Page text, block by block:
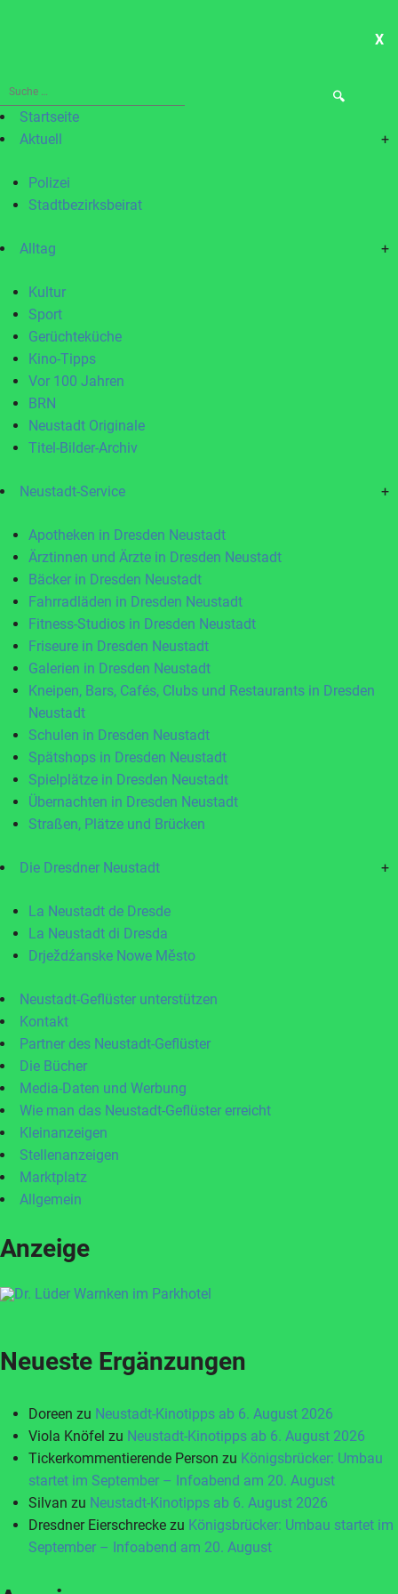
X
Suche
nach:Startseite
Aktuell
+
Polizei
Stadtbezirksbeirat
Alltag +
Kultur
Sport
Gerüchteküche
Kino-Tipps
Vor 100 Jahren
BRN
Neustadt Originale
Titel-Bilder-Archiv
Neustadt-Service +
Apotheken in Dresden Neustadt
Ärztinnen und Ärzte in Dresden Neustadt
Bäcker in Dresden Neustadt
Fahrradläden in Dresden Neustadt
Fitness-Studios in Dresden Neustadt
Friseure in Dresden Neustadt
Galerien in Dresden Neustadt
Kneipen, Bars, Cafés, Clubs und Restaurants in Dresden
Neustadt
Schulen in Dresden Neustadt
Spätshops in Dresden Neustadt
Spielplätze in Dresden Neustadt
Übernachten in Dresden Neustadt
Straßen, Plätze und Brücken
Die Dresdner Neustadt +
La Neustadt de Dresde
La Neustadt di Dresda
Drježdźanske Nowe Město
Neustadt-Geflüster unterstützen
Kontakt
Partner des Neustadt-Geflüster
Die Bücher
Media-Daten und Werbung
Wie man das Neustadt-Geflüster erreicht
Kleinanzeigen
Stellenanzeigen
Marktplatz
Allgemein
Anzeige
Neueste Ergänzungen
Doreen zu Neustadt-Kinotipps ab 6. August 2026
Viola Knöfel zu Neustadt-Kinotipps ab 6. August 2026
Tickerkommentierende Person zu Königsbrücker: Umbau
startet im September – Infoabend am 20. August
Silvan zu Neustadt-Kinotipps ab 6. August 2026
Dresdner Eierschrecke zu Königsbrücker: Umbau startet im
September – Infoabend am 20. August